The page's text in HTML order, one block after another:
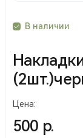
В наличии
Цена:
500 р.